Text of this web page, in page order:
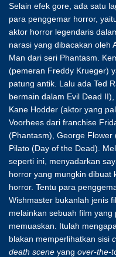
Selain efek gore, ada satu
para penggemar horror,
aktor horror legendaris
narasi yang dibacakan oleh
Man dari seri Phantasm.
(pemeran Freddy Krueger)
patung antik. Lalu ada Ted
bermain dalam Evil Dead
Kane Hodder (aktor yang
Voorhees dari franchise
(Phantasm), George
Pilato (Day of the Dead).
seperti ini, menyadarkan
horror yang mungkin dibuat
horror. Tentu para
Wishmaster bukanlah jenis
melainkan sebuah film yang
memuaskan. Itulah
blakan memperlihatkan sisi
death scene yang over-the-